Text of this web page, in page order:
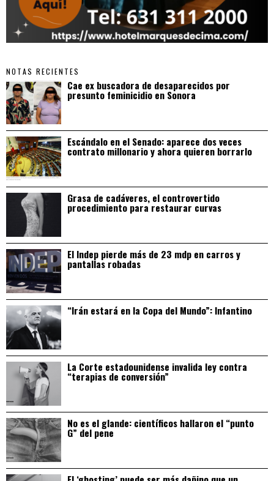
NOTAS RECIENTES
Cae ex buscadora de desaparecidos por
presunto feminicidio en Sonora
Escándalo en el Senado: aparece dos veces
contrato millonario y ahora quieren borrarlo
Grasa de cadáveres, el controvertido
procedimiento para restaurar curvas
El Indep pierde más de 23 mdp en carros y
pantallas robadas
“Irán estará en la Copa del Mundo”: Infantino
La Corte estadounidense invalida ley contra
“terapias de conversión”
No es el glande: científicos hallaron el “punto
G” del pene